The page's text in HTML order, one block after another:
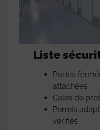
Liste
Portes
attachées
Cales de
Permis
vérifiés